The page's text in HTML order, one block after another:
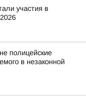
участия в
полицейские
в незаконной